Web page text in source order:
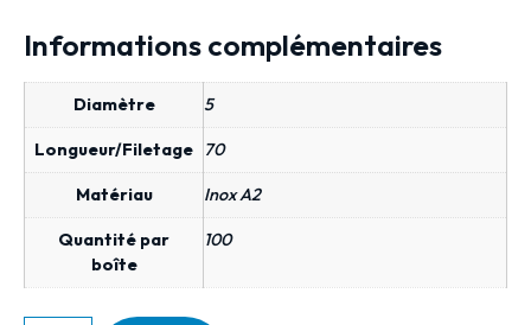
Informations complémentaires
Diamètre 5
Longueur/Filetage 70
Matériau Inox A2
Quantité par
boîte
100